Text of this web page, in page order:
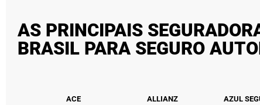
AS PRINCIPAIS
BRASIL PARA SEGURO
ACE ALLIANZ AZUL